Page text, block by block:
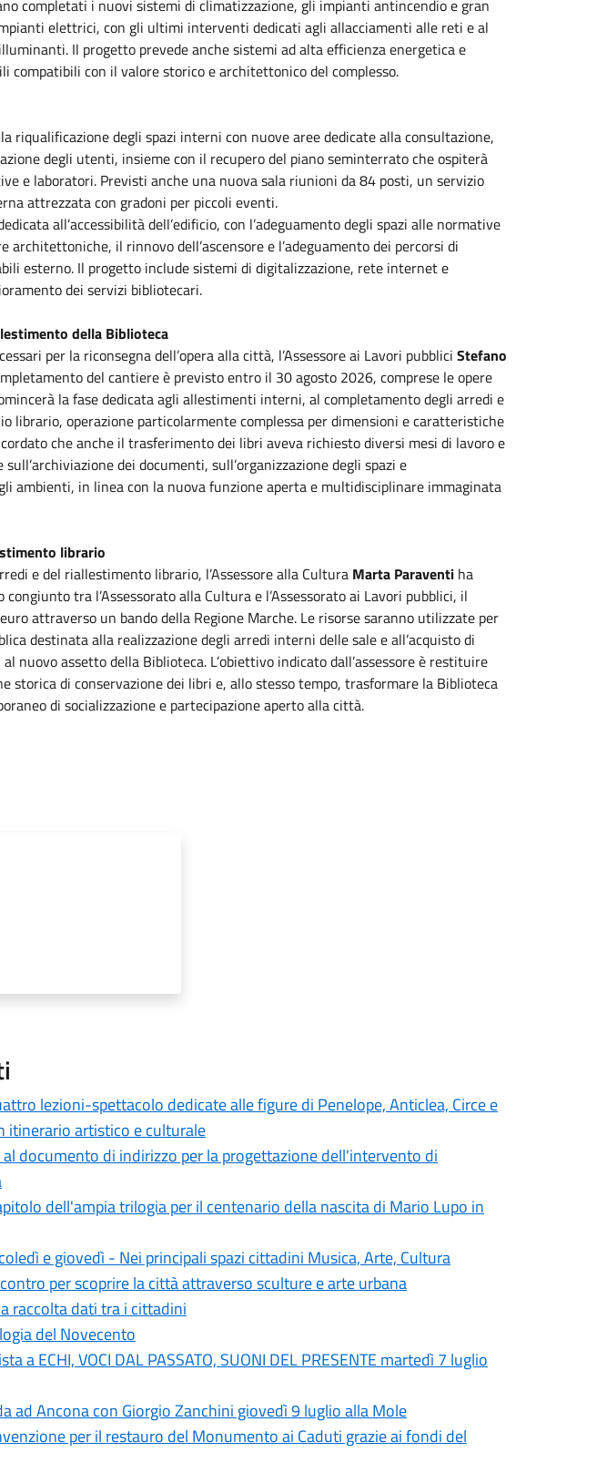
completati i nuovi sistemi di climatizzazione, gli impianti antincendio e gran
elettrici, con gli ultimi interventi dedicati agli allacciamenti alle reti e al
Il progetto prevede anche sistemi ad alta efficienza energetica e
compatibili con il valore storico e architettonico del complesso.
riqualificazione degli spazi interni con nuove aree dedicate alla consultazione,
degli utenti, insieme con il recupero del piano seminterrato che ospiterà
e laboratori. Previsti anche una nuova sala riunioni da 84 posti, un servizio
attrezzata con gradoni per piccoli eventi.
all’accessibilità dell’edificio, con l’adeguamento degli spazi alle normative
architettoniche, il rinnovo dell’ascensore e l’adeguamento dei percorsi di
esterno. Il progetto include sistemi di digitalizzazione, rete internet e
dei servizi bibliotecari.
della Biblioteca
per la riconsegna dell’opera alla città, l’Assessore ai Lavori pubblici Stefano
del cantiere è previsto entro il 30 agosto 2026, comprese le opere
la fase dedicata agli allestimenti interni, al completamento degli arredi e
librario, operazione particolarmente complessa per dimensioni e caratteristiche
che anche il trasferimento dei libri aveva richiesto diversi mesi di lavoro e
dei documenti, sull’organizzazione degli spazi e
ambienti, in linea con la nuova funzione aperta e multidisciplinare immaginata
librario
e del riallestimento librario, l’Assessore alla Cultura Marta Paraventiha
tra l’Assessorato alla Cultura e l’Assessorato ai Lavori pubblici, il
attraverso un bando della Regione Marche. Le risorse saranno utilizzate per
destinata alla realizzazione degli arredi interni delle sale e all’acquisto di
nuovo assetto della Biblioteca. L’obiettivo indicato dall’assessore è restituire
storica di conservazione dei libri e, allo stesso tempo, trasformare la Biblioteca
di socializzazione e partecipazione aperto alla città.
lezioni-spettacolo dedicate alle figure di Penelope, Anticlea, Circe e
itinerario artistico e culturale
al documento di indirizzo per la progettazione dell'intervento di
dell'ampia trilogia per il centenario della nascita di Mario Lupo in
e giovedì - Nei principali spazi cittadini Musica, Arte, Cultura
per scoprire la città attraverso sculture e arte urbana
raccolta dati tra i cittadini
del Novecento
a ECHI, VOCI DAL PASSATO, SUONI DEL PRESENTE martedì 7 luglio
ad Ancona con Giorgio Zanchini giovedì 9 luglio alla Mole
per il restauro del Monumento ai Caduti grazie ai fondi del